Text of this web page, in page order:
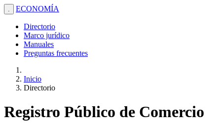
. ECONOMÍA
Directorio
Marco jurídico
Manuales
Preguntas frecuentes
Inicio
Directorio
Registro Público de Comercio